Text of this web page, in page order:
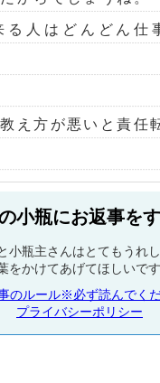
る人はどんどん仕
え方が悪いと責任
小瓶にお返事を
小瓶主さんはとてもうれ
をかけてあげてほしいです
のルール※必ず読んでく
プライバシーポリシー